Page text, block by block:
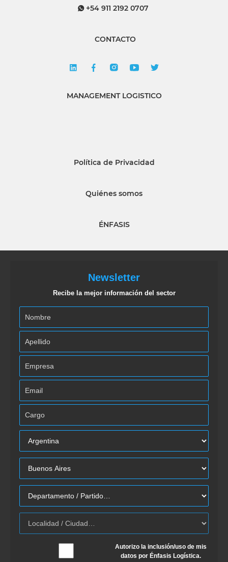
+54 911 2192 0707
CONTACTO
MANAGEMENT LOGISTICO
Política de Privacidad
Quiénes somos
ÉNFASIS
Newsletter
Recibe la mejor información del sector
Autorizo la inclusión/uso de mis
datos por Énfasis Logística.